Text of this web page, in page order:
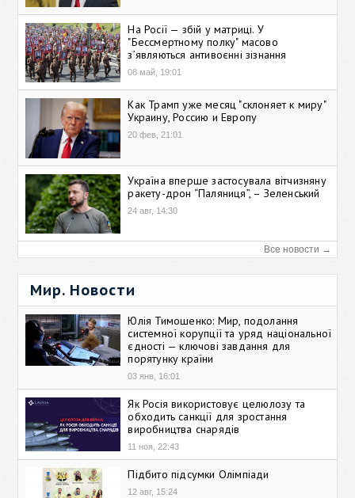
На Росії — збій у матриці. У
"Бессмертному полку" масово
зʼявляються антивоєнні зізнання
08 май, 19:01
Как Трамп уже месяц "склоняет к миру"
Украину, Россию и Европу
20 фев, 21:01
Україна вперше застосувала вітчизняну
ракету-дрон “Паляниця”, – Зеленський
24 авг, 14:30
Все новости →
Мир. Новости
Юлія Тимошенко: Мир, подолання
системної корупції та уряд національної
єдності — ключові завдання для
порятунку країни
03 янв, 16:01
Як Росія використовує целюлозу та
обходить санкції для зростання
виробництва снарядів
11 ноя, 22:43
Підбито підсумки Олімпіади
12 авг, 15:24